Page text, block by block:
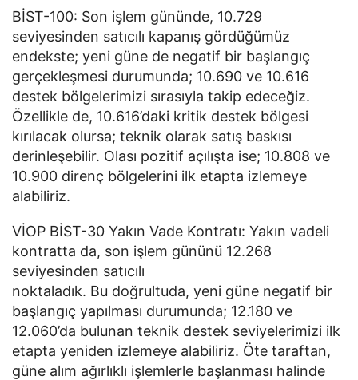
BİST-100: Son işlem gününde, 10.729
seviyesinden satıcılı kapanış gördüğümüz
endekste; yeni güne de negatif bir başlangıç
gerçekleşmesi durumunda; 10.690 ve 10.616
destek bölgelerimizi sırasıyla takip edeceğiz.
Özellikle de, 10.616’daki kritik destek bölgesi
kırılacak olursa; teknik olarak satış baskısı
derinleşebilir. Olası pozitif açılışta ise; 10.808 ve
10.900 direnç bölgelerini ilk etapta izlemeye
alabiliriz.
VİOP BİST-30 Yakın Vade Kontratı: Yakın vadeli
kontratta da, son işlem gününü 12.268
seviyesinden satıcılı
noktaladık. Bu doğrultuda, yeni güne negatif bir
başlangıç yapılması durumunda; 12.180 ve
12.060’da bulunan teknik destek seviyelerimizi ilk
etapta yeniden izlemeye alabiliriz. Öte taraftan,
güne alım ağırlıklı işlemlerle başlanması halinde